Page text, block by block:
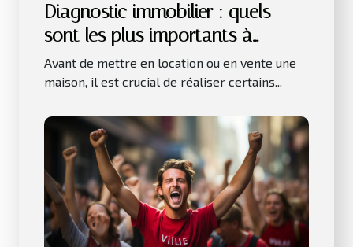
Diagnostic immobilier : quels
sont les plus importants à
réaliser avant la location ou la
vente d’une maison ?
Avant de mettre en location ou en vente une
maison, il est crucial de réaliser certains...